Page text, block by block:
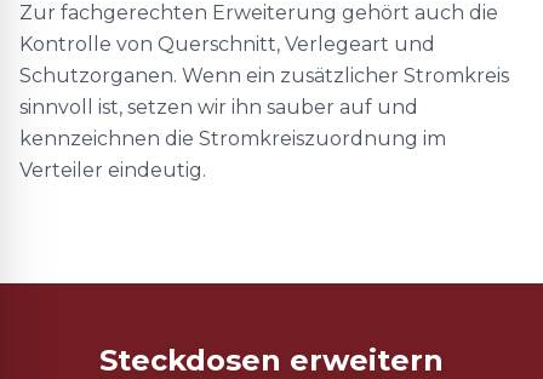
Zur fachgerechten Erweiterung gehört auch die
Kontrolle von Querschnitt, Verlegeart und
Schutzorganen. Wenn ein zusätzlicher Stromkreis
sinnvoll ist, setzen wir ihn sauber auf und
kennzeichnen die Stromkreiszuordnung im
Verteiler eindeutig.
Steckdosen erweitern